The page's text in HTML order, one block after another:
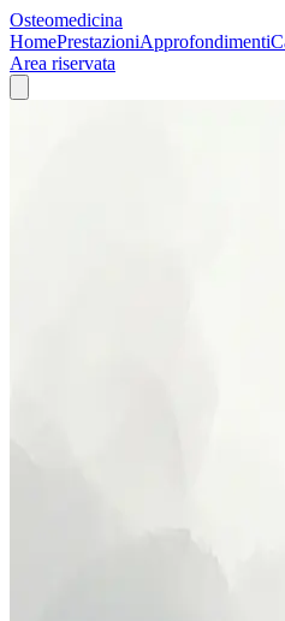
Osteomedicina
HomePrestazioniApprofondimenti
Area riservata